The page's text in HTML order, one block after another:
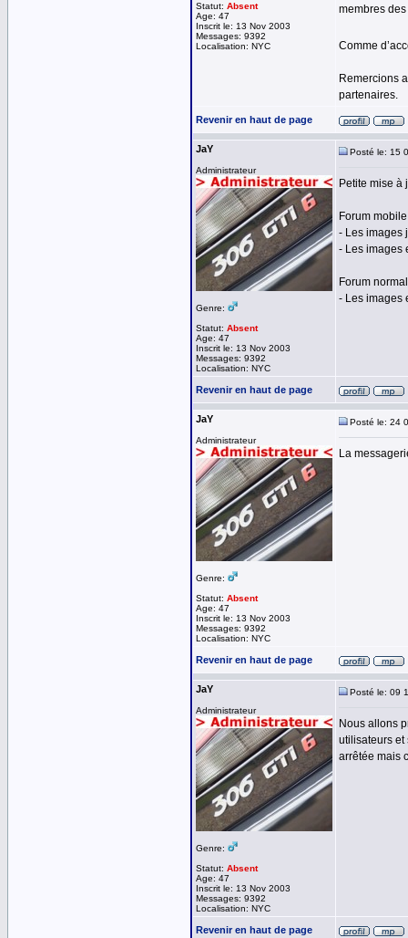
Statut: Absent
Age: 47
Inscrit le: 13 Nov 2003
Messages: 9392
Localisation: NYC
membres
Comme
Remercions
partenaires.
Revenir en haut de page
JaY
Administrateur
Genre:
Statut: Absent
Age: 47
Inscrit le: 13 Nov 2003
Messages: 9392
Localisation: NYC
Posté le: 15
Petite mise à
Forum
- Les images
- Les images
Forum
- Les images
Revenir en haut de page
JaY
Administrateur
Genre:
Statut: Absent
Age: 47
Inscrit le: 13 Nov 2003
Messages: 9392
Localisation: NYC
Posté le: 24
La
Revenir en haut de page
JaY
Administrateur
Genre:
Statut: Absent
Age: 47
Inscrit le: 13 Nov 2003
Messages: 9392
Localisation: NYC
Posté le: 09
Nous allons
utilisateurs et
arrêtée mais
Revenir en haut de page